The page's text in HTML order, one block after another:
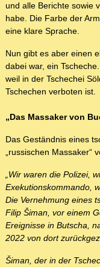
und alle Berichte sowie
habe. Die Farbe der
eine klare Sprache.
Nun gibt es aber einen
dabei war, ein
weil in der Tschechei
Tschechen verboten ist.
„Das Massaker von
Das Geständnis eines
„russischen Massaker“
„Wir waren die Polizei,
Exekutionskommando,
Die Vernehmung eines
Filip Šiman, vor einem
Ereignisse in Butscha,
2022 von dort
Šiman, der in der